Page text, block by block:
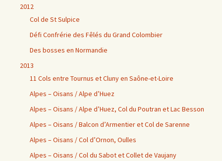
2012
Col de St Sulpice
Défi Confrérie des Fêlés du Grand Colombier
Des bosses en Normandie
2013
11 Cols entre Tournus et Cluny en Saône-et-Loire
Alpes – Oisans / Alpe d’Huez
Alpes – Oisans / Alpe d’Huez, Col du Poutran et Lac Besson
Alpes – Oisans / Balcon d’Armentier et Col de Sarenne
Alpes – Oisans / Col d’Ornon, Oulles
Alpes – Oisans / Col du Sabot et Collet de Vaujany